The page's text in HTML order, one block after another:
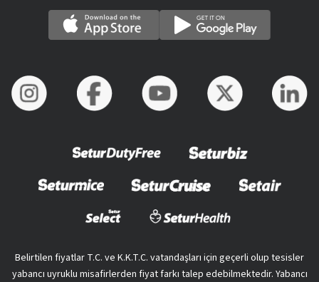
Belirtilen fiyatlar T.C. ve K.K.T.C. vatandaşları için geçerli olup tesisler
yabancı uyruklu misafirlerden fiyat farkı talep edebilmektedir. Yabancı